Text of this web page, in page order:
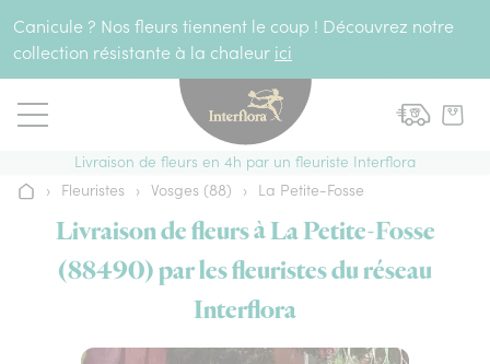
Canicule ? Nos fleurs tiennent le coup ! Découvrez notre
collection résistante à la chaleur ici
Livraison de fleurs en 4h par un fleuriste Interflora
Accueil
› Fleuristes › Vosges (88) › La Petite-Fosse
Livraison de fleurs à La Petite-Fosse
(88490) par les fleuristes du réseau
Interflora